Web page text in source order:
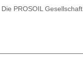
Die PROSOIL